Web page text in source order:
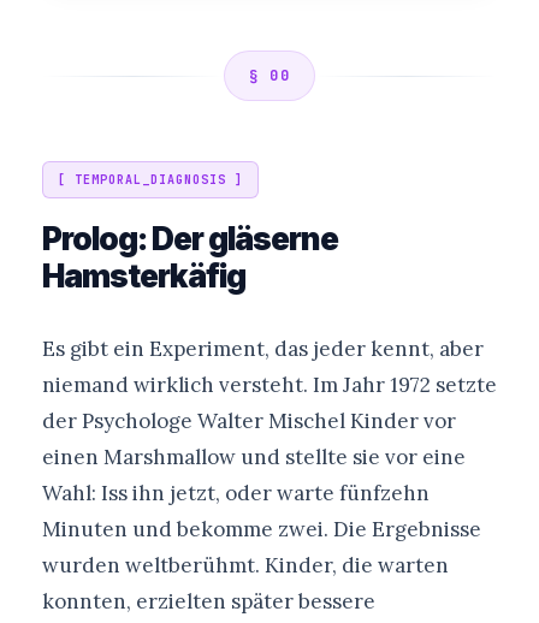
§ 00
[ TEMPORAL_DIAGNOSIS ]
Prolog: Der gläserne
Hamsterkäfig
Es gibt ein Experiment, das jeder kennt, aber
niemand wirklich versteht. Im Jahr 1972 setzte
der Psychologe Walter Mischel Kinder vor
einen Marshmallow und stellte sie vor eine
Wahl: Iss ihn jetzt, oder warte fünfzehn
Minuten und bekomme zwei. Die Ergebnisse
wurden weltberühmt. Kinder, die warten
konnten, erzielten später bessere